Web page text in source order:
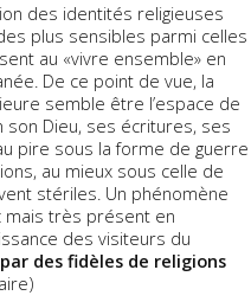
des identités religieuses
plus sensibles parmi celles
au «vivre ensemble» en
De ce point de vue, la
semble être l’espace de
son Dieu, ses écritures, ses
pire sous la forme de guerre
au mieux sous celle de
stériles. Un phénomène
mais très présent en
des visiteurs du
des fidèles de religions